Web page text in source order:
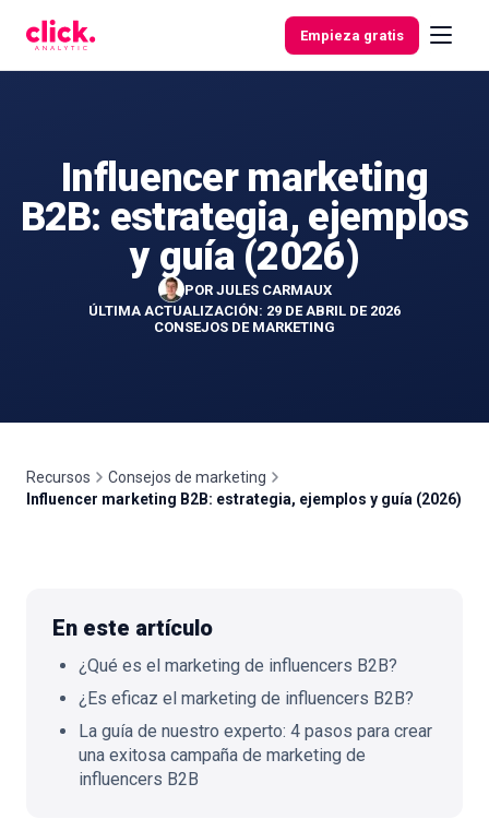
Empieza gratis
Funcionalidades
Herramientas
Influencer marketing
B2B: estrategia, ejemplos
y guía (2026)
POR JULES CARMAUX
ÚLTIMA ACTUALIZACIÓN: 29 DE ABRIL DE 2026
CONSEJOS DE MARKETING
Recursos
Consejos de marketing
Influencer marketing B2B: estrategia, ejemplos y guía (2026)
En este artículo
¿Qué es el marketing de influencers B2B?
¿Es eficaz el marketing de influencers B2B?
La guía de nuestro experto: 4 pasos para crear
una exitosa campaña de marketing de
influencers B2B